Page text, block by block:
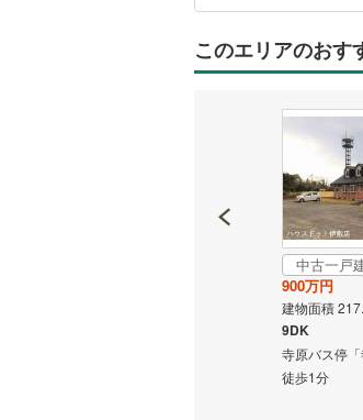
る
情
このエリアのおす
中古一戸
900万円
建物面積
9DK
寺原バス停
徒歩1分